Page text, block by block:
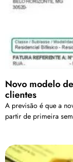
Novo modelo
clientes
A previsão é que a
partir de primeira